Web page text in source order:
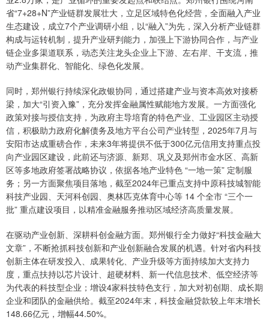
省“7+28+N”产业链群发展壮大，立足区域特色化经营，全面融入产业
生态建设，成立7个产业调研小组，以“融入”为先，深入分析产业链群
构成与运转机制，提升产业研判能力，加强上下游协同合作，与产业
链企业多渠道联系，动态关注龙头企业上下游、左右岸、干支流，推
动产业集群化、智能化、绿色化发展。
同时，郑州银行持续深化政银协同，通过搭建产业与资本高效对接桥
梁，加大“引资入豫”，充分发挥金融属性赋能地方发展。一方面强化
政策对接与授信支持，为政府主导培育的特色产业、工业园区主动授
信，积极助力政府化解债务及地方平台公司产业转型，2025年7月与
安阳市达成重磅合作，未来3年将提供不低于300亿元信用支持重点投
向产业园区建设，此前还与济源、新郑、巩义及郑州市金水区、高新
区等多地政府签署战略协议，依据各地产业特色 “一地一策” 定制服
务；另一方面聚焦项目落地，截至2024年已重点支持中原科技城智能
科技产业园、天河科创园、奥林匹克体育中心等 14 个全市 “三个一
批” 重点建设项目，以精准金融服务推动区域经济高质量发展。
在驱动产业创新、深耕科创金融方面。郑州银行全力做好“科技金融大
文章”，不断抢抓科技创新和产业创新融合发展的机遇。针对省内科技
创新主体在研发投入、成果转化、产业升级等方面持续加大支持力
度，重点扶持以芯片设计、超硬材料、新一代信息技术、低空经济等
为代表的科技型企业；增设4家科技特色支行，加大对初创期、成长期
企业和团队的金融供给。截至2024年末，科技金融贷款较上年末增长
148.66亿元，增幅44.50%。